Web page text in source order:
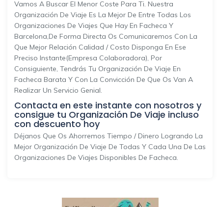
Vamos A Buscar El Menor Coste Para Ti. Nuestra
Organización De Viaje Es La Mejor De Entre Todas Los
Organizaciones De Viajes Que Hay En Facheca Y
Barcelona,de Forma Directa Os Comunicaremos Con La
Que Mejor Relación Calidad / Costo Disponga En Ese
Preciso Instante(empresa Colaboradora), Por
Consiguiente, Tendrás Tu Organización De Viaje En
Facheca Barata Y Con La Convicción De Que Os Van A
Realizar Un Servicio Genial.
Contacta en este instante con nosotros y
consigue tu Organización De Viaje incluso
con descuento hoy
Déjanos Que Os Ahorremos Tiempo / Dinero Logrando La
Mejor Organización De Viaje De Todas Y Cada Una De Las
Organizaciones De Viajes Disponibles De Facheca.